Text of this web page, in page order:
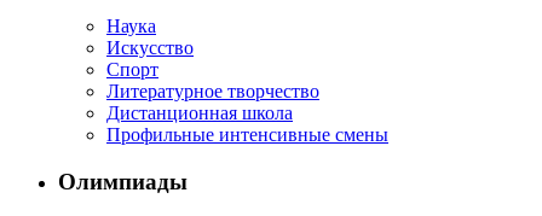
Наука
Искусство
Спорт
Литературное творчество
Дистанционная школа
Профильные интенсивные смены
Олимпиады